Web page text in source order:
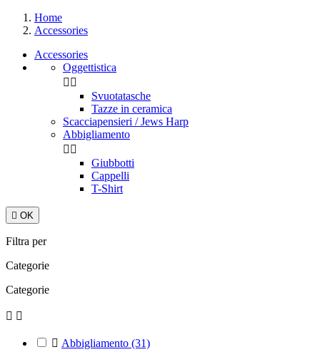
Home
Accessories
Accessories
Oggettistica
 
Svuotatasche
Tazze in ceramica
Scacciapensieri / Jews Harp
Abbigliamento
 
Giubbotti
Cappelli
T-Shirt
 OK
Filtra per
Categorie
Categorie
 
 Abbigliamento (31)